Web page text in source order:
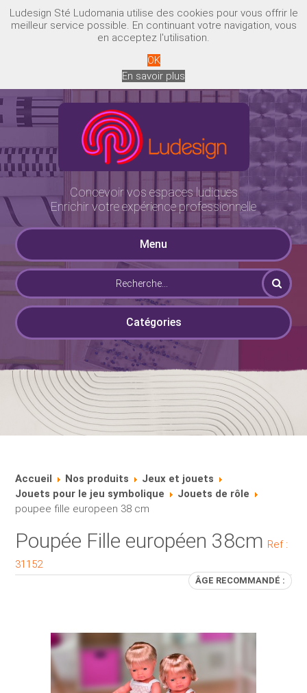
Ludesign Sté Ludomania utilise des cookies pour vous offrir le
meilleur service possible. En continuant votre navigation, vous
en acceptez l'utilisation.
OK
En savoir plus
Concevoir vos espaces ludiques
Enrichir votre expérience professionnelle
Menu
Catégories
Accueil Nos produits
Jeux et jouets
Jouets pour le jeu symbolique
Jouets de rôle
poupee fille europeen 38 cm
Poupée Fille européen 38cm Ref :
31152
ÂGE RECOMMANDÉ :